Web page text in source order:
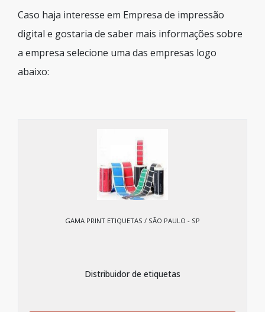
Caso haja interesse em Empresa de impressão
digital e gostaria de saber mais informações sobre
a empresa selecione uma das empresas logo
abaixo:
GAMA PRINT ETIQUETAS / SÃO PAULO - SP
Distribuidor de etiquetas